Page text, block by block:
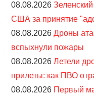
08.08.2026
США за принятие
08.08.2026Дроны
вспыхнули пожары
08.08.2026Летели
прилеты: как ПВО
08.08.2026 Первый